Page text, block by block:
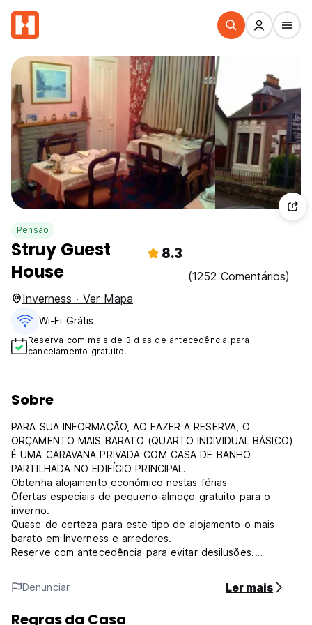
Pensão
Struy Guest
House
8.3
(1252 Comentários)
Inverness · Ver Mapa
Wi-Fi Grátis
Reserva com mais de 3 dias de antecedência para
cancelamento gratuito.
Sobre
PARA SUA INFORMAÇÃO, AO FAZER A RESERVA, O
ORÇAMENTO MAIS BARATO (QUARTO INDIVIDUAL BÁSICO)
É UMA CARAVANA PRIVADA COM CASA DE BANHO
PARTILHADA NO EDIFÍCIO PRINCIPAL.
Obtenha alojamento económico nestas férias
Ofertas especiais de pequeno-almoço gratuito para o
inverno.
Quase de certeza para este tipo de alojamento o mais
barato em Inverness e arredores.
Reserve com antecedência para evitar desilusões.
casas de banho partilhadas
E a partir de 15 libras para quartos privados com casa de
banho privativa
E a partir de 12 libras para quartos privados com casas de
Denunciar Ler mais
Regras da Casa